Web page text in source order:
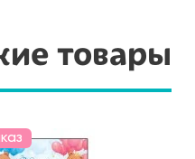
товары